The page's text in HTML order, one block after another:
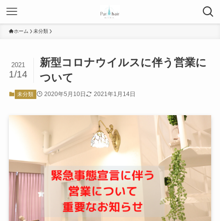
ホーム 未分類
新型コロナウイルスに伴う営業に
ついて
2021
1/14
未分類 2020年5月10日 2021年1月14日